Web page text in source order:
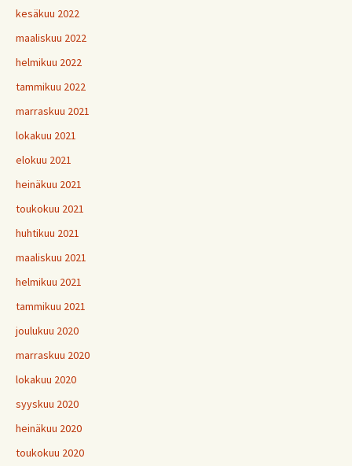
kesäkuu 2022
maaliskuu 2022
helmikuu 2022
tammikuu 2022
marraskuu 2021
lokakuu 2021
elokuu 2021
heinäkuu 2021
toukokuu 2021
huhtikuu 2021
maaliskuu 2021
helmikuu 2021
tammikuu 2021
joulukuu 2020
marraskuu 2020
lokakuu 2020
syyskuu 2020
heinäkuu 2020
toukokuu 2020